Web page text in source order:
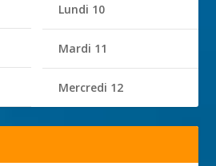
Lundi 10
Mardi 11
Mercredi 12